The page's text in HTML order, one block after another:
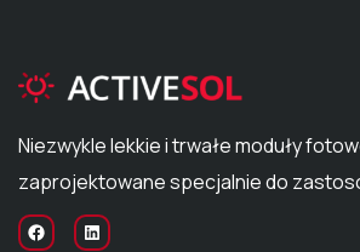
Niezwykle lekkie i trwałe moduły
zaprojektowane specjalnie do